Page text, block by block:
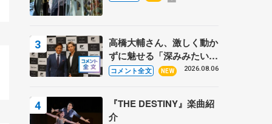
高橋大輔さん、激しく動か
ずに魅せる「深みみたいな
ものは出てきている？」
あい
コメント全文 NEW 2026.08.06
『THE DESTINY』楽曲紹
介